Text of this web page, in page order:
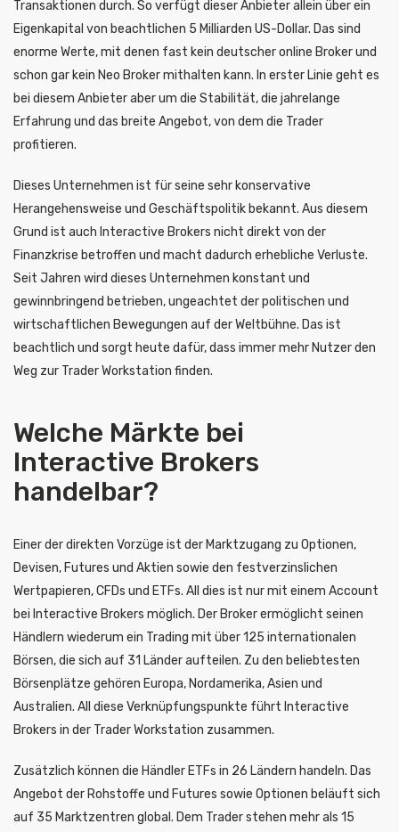
Transaktionen durch. So verfügt dieser Anbieter allein über ein
Eigenkapital von beachtlichen 5 Milliarden US-Dollar. Das sind
enorme Werte, mit denen fast kein deutscher online Broker und
schon gar kein Neo Broker mithalten kann. In erster Linie geht es
bei diesem Anbieter aber um die Stabilität, die jahrelange
Erfahrung und das breite Angebot, von dem die Trader
profitieren.
Dieses Unternehmen ist für seine sehr konservative
Herangehensweise und Geschäftspolitik bekannt. Aus diesem
Grund ist auch Interactive Brokers nicht direkt von der
Finanzkrise betroffen und macht dadurch erhebliche Verluste.
Seit Jahren wird dieses Unternehmen konstant und
gewinnbringend betrieben, ungeachtet der politischen und
wirtschaftlichen Bewegungen auf der Weltbühne. Das ist
beachtlich und sorgt heute dafür, dass immer mehr Nutzer den
Weg zur Trader Workstation finden.
Welche Märkte bei
Interactive Brokers
handelbar?
Einer der direkten Vorzüge ist der Marktzugang zu Optionen,
Devisen, Futures und Aktien sowie den festverzinslichen
Wertpapieren, CFDs und ETFs. All dies ist nur mit einem Account
bei Interactive Brokers möglich. Der Broker ermöglicht seinen
Händlern wiederum ein Trading mit über 125 internationalen
Börsen, die sich auf 31 Länder aufteilen. Zu den beliebtesten
Börsenplätze gehören Europa, Nordamerika, Asien und
Australien. All diese Verknüpfungspunkte führt Interactive
Brokers in der Trader Workstation zusammen.
Zusätzlich können die Händler ETFs in 26 Ländern handeln. Das
Angebot der Rohstoffe und Futures sowie Optionen beläuft sich
auf 35 Marktzentren global. Dem Trader stehen mehr als 15